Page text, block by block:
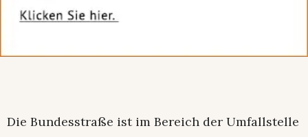
Die Bundesstraße ist im Bereich der Umfallstelle